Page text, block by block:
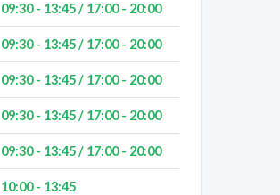
09:30 - 13:45 / 17:00 - 20:00
09:30 - 13:45 / 17:00 - 20:00
09:30 - 13:45 / 17:00 - 20:00
09:30 - 13:45 / 17:00 - 20:00
09:30 - 13:45 / 17:00 - 20:00
10:00 - 13:45